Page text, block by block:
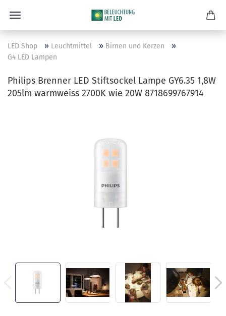
LED Shop » Leuchtmittel » Birnen und Kerzen »
G4 LED Lampen
Philips Brenner LED Stiftsockel Lampe GY6.35 1,8W
205lm warmweiss 2700K wie 20W 8718699767914